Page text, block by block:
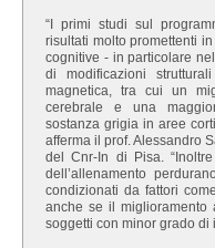
“I primi studi sul
risultati molto promettenti
cognitive - in particolare
di modificazioni
magnetica, tra cui un
cerebrale e una
sostanza grigia in aree
afferma il prof. Alessandro
del Cnr-In di Pisa.
dell’allenamento
condizionati da fattori
anche se il miglioramento
soggetti con minor grado di